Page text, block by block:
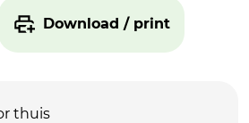
Download / print
thuis